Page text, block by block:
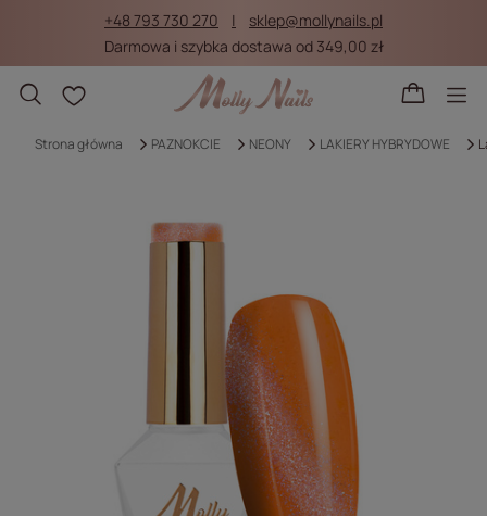
+48 793 730 270
sklep@mollynails.pl
Darmowa i szybka dostawa od 349,00 zł
Listy zakupowe
Strona główna PAZNOKCIE NEONY LAKIERY HYBRYDOWE